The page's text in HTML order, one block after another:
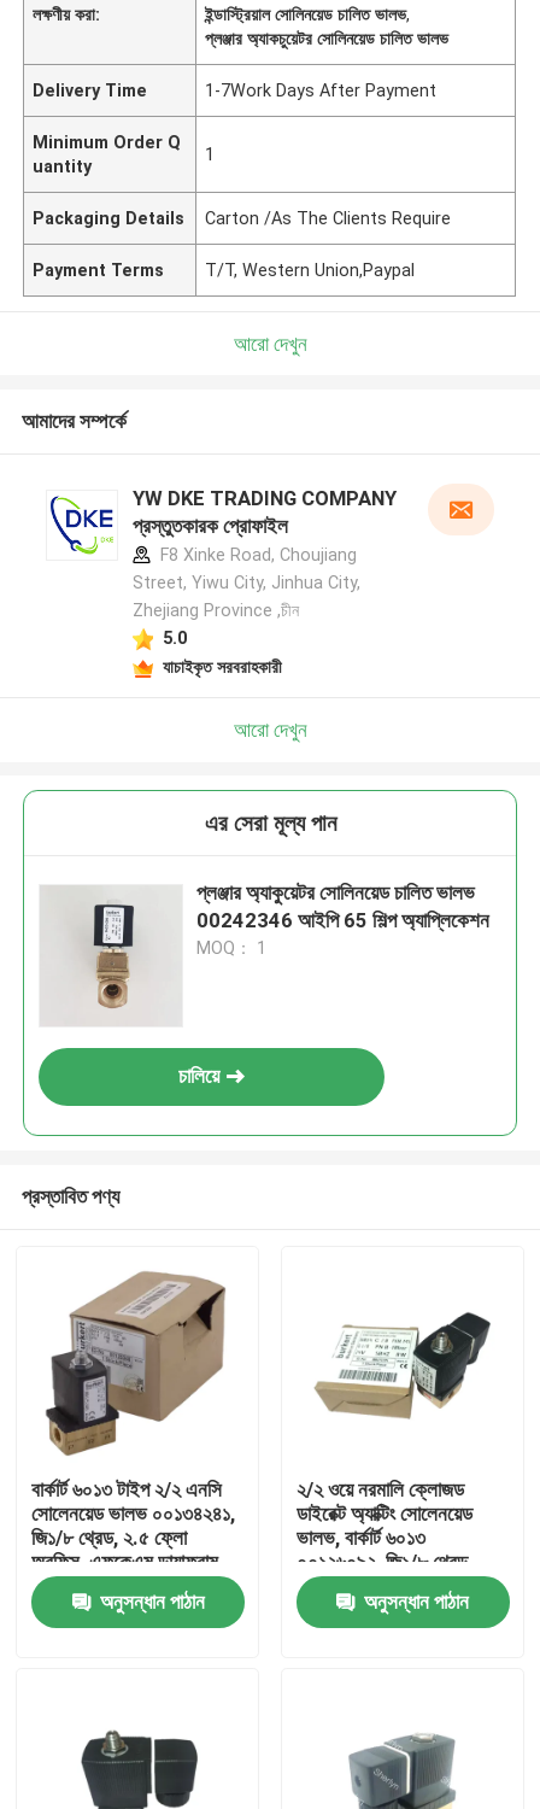
লক্ষণীয় করা:
ইন্ডাস্ট্রিয়াল সোলিনয়েড চালিত ভালভ,
প্লঞ্জার অ্যাকচুয়েটর সোলিনয়েড চালিত ভালভ
Delivery Time 1-7Work Days After Payment
Minimum Order Q
uantity
1
Packaging Details Carton /As The Clients Require
Payment Terms T/T, Western Union,Paypal
আরো দেখুন
আমাদের সম্পর্কে
YW DKE TRADING COMPANY
প্রস্তুতকারক প্রোফাইল
F8 Xinke Road, Choujiang
Street, Yiwu City, Jinhua City,
Zhejiang Province ,চীন
5.0
যাচাইকৃত সরবরাহকারী
আরো দেখুন
এর সেরা মূল্য পান
প্লঞ্জার অ্যাকুয়েটর সোলিনয়েড চালিত ভালভ
00242346 আইপি 65 শিল্প অ্যাপ্লিকেশন
MOQ： 1
চালিয়ে
প্রস্তাবিত পণ্য
বার্কার্ট ৬০১৩ টাইপ ২/২ এনসি
সোলেনয়েড ভালভ ০০১৩৪২৪১,
জি১/৮ থ্রেড, ২.৫ ফ্লো
অরফিস, এফকেএম ডায়াফ্রাম,
ব্রাস হাউজিং, ২৪ভি এসি, ওয়ার্কিং
প্রেসার ০~১৬বারঅনুসন্ধান পাঠান
২/২ ওয়ে নরমালি ক্লোজড
ডাইরেক্ট অ্যাক্টিং সোলেনয়েড
ভালভ, বার্কার্ট ৬০১৩
০০১২৬০৯২, জি১/৮ থ্রেড,
৩.০মিমি অরিস, ব্রাস বডি,
এফকেএম সিল, ২৪ভ্যাক ৮ওয়াট,
০-১০বার
অনুসন্ধান পাঠান